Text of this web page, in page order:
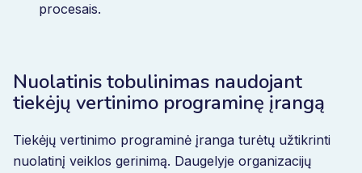
procesais.
Nuolatinis tobulinimas naudojant
tiekėjų vertinimo programinę įrangą
Tiekėjų vertinimo programinė įranga turėtų užtikrinti
nuolatinį veiklos gerinimą. Daugelyje organizacijų